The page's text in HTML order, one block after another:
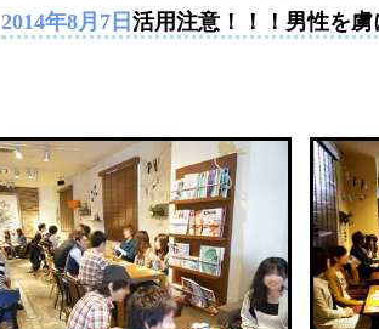
2014年8月7日 活用注意！！！男性を